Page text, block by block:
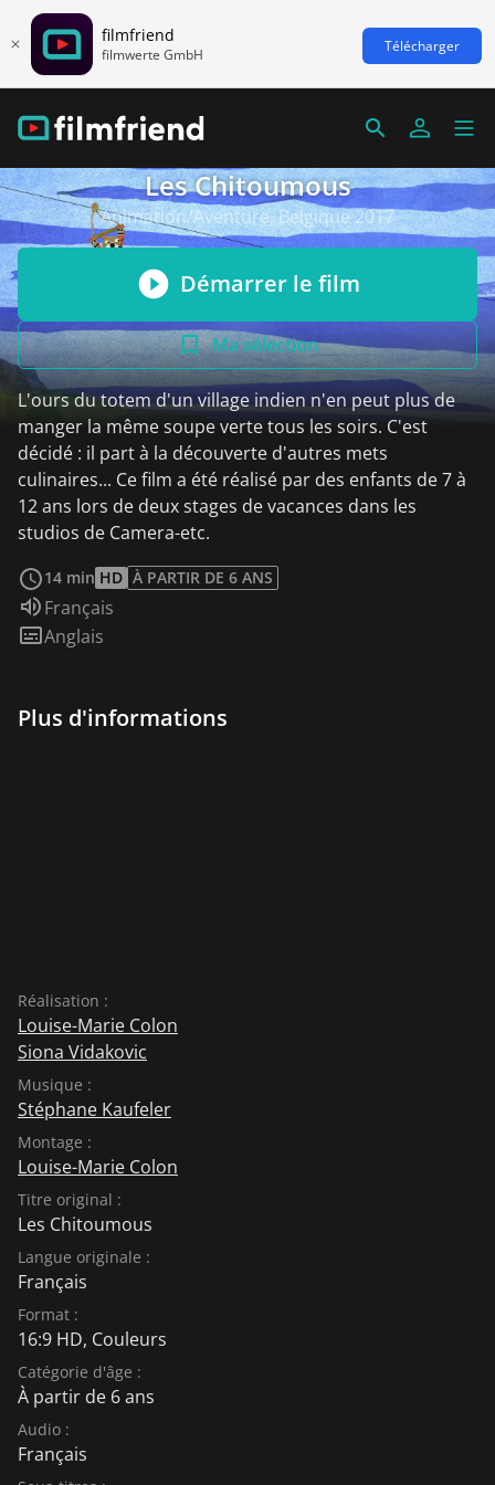
filmfriend
filmwerte GmbH Télécharger
Les Chitoumous
Animation/Aventure, Belgique 2017
Démarrer le film
Ma sélection
L'ours du totem d'un village indien n'en peut plus de
manger la même soupe verte tous les soirs. C'est
décidé : il part à la découverte d'autres mets
culinaires... Ce film a été réalisé par des enfants de 7 à
12 ans lors de deux stages de vacances dans les
studios de Camera-etc.
14 min HD À PARTIR DE 6 ANS
Audio :
Français
Sous-titres :
Anglais
Plus d'informations
Réalisation :
Louise-Marie Colon
Siona Vidakovic
Musique :
Stéphane Kaufeler
Montage :
Louise-Marie Colon
Titre original :
Les Chitoumous
Langue originale :
Français
Format :
16:9 HD, Couleurs
Catégorie d'âge :
À partir de 6 ans
Audio :
Français